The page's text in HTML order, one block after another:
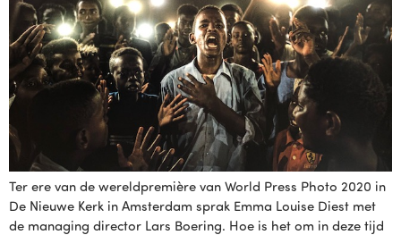
Ter ere van de wereldpremière van World Press Photo 2020 in
De Nieuwe Kerk in Amsterdam sprak Emma Louise Diest met
de managing director Lars Boering. Hoe is het om in deze tijd